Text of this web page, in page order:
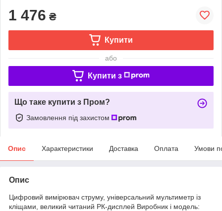
1 476 ₴
Купити
або
Купити з
Що таке купити з Пром?
Замовлення під захистом
Опис Характеристики Доставка Оплата Умови
Опис
Цифровий вимірювач струму, універсальний мультиметр із
кліщами, великий читаний РК-дисплей Виробник і модель: